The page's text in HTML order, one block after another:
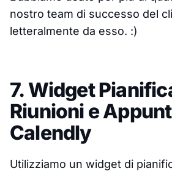
nostro team di successo del
letteralmente da esso. :)
7. Widget
Riunioni e
Calendly
Utilizziamo un widget di